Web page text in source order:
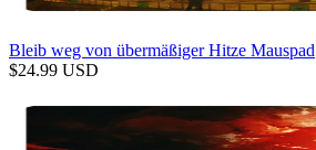
Bleib weg von übermäßiger Hitze Mauspad
$24.99 USD